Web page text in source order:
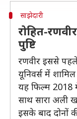
साझेदारी
रोहित-
पुष्टि
रणवीर इससे
यूनिवर्स में
यह फिल्म 2018
साथ सारा अली
इसके बाद दोनों